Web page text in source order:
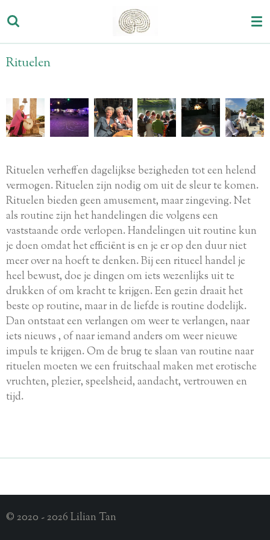
Ga
direct
naar
de
Rituelen
Rituelen verheffen dagelijkse bezigheden tot een helend
vermogen. Rituelen zijn nodig om uit de sleur te komen.
Rituelen bieden geen amusement, maar zingeving. Net
als routine zijn het handelingen die volgens een
vaststaande orde verlopen. Handelingen uit routine kun
je doen omdat het efficiënt is en je er op den duur niet
meer over na hoeft te denken. Bij een ritueel handel je
heel bewust, doe je dingen om iets wezenlijks uit te
drukken of om kracht te krijgen. Een gezin draait het
beste op routine, maar in de liefde is routine dodelijk.
Dan ontstaat een verlangen om weer te verlangen, naar
iets nieuws , of naar iemand anders om weer nieuwe
impuls te krijgen. Om de brug te slaan van routine naar
rituelen moeten we een fruitschaal maken met erotische
vruchten, plezier, speelsheid, aandacht, vertrouwen en
tijd.
© 2020 - 2026 Lilian Tan